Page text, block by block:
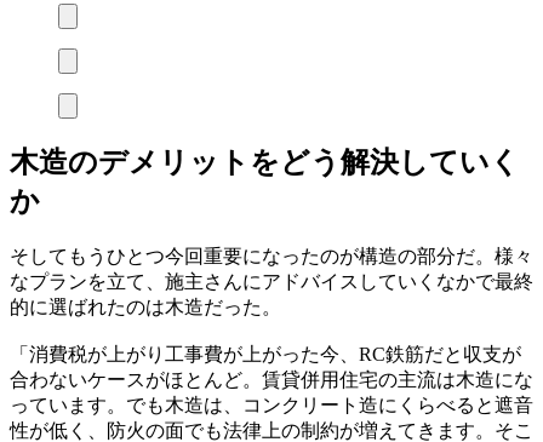
木造のデメリットをどう解決していく
か
そしてもうひとつ今回重要になったのが構造の部分だ。様々
なプランを立て、施主さんにアドバイスしていくなかで最終
的に選ばれたのは木造だった。
「消費税が上がり工事費が上がった今、RC鉄筋だと収支が
合わないケースがほとんど。賃貸併用住宅の主流は木造にな
っています。でも木造は、コンクリート造にくらべると遮音
性が低く、防火の面でも法律上の制約が増えてきます。そこ